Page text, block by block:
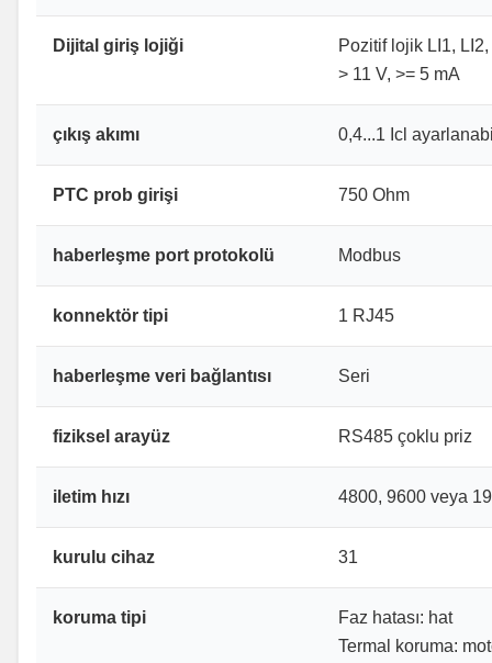
Dijital giriş lojiği
Pozitif lojik LI1,
> 11 V, >= 5 mA
çıkış akımı 0,4...1 Icl
PTC prob girişi 750 Ohm
haberleşme port protokolü Modbus
konnektör tipi 1 RJ45
haberleşme veri bağlantısı Seri
fiziksel arayüz RS485 çoklu priz
iletim hızı 4800, 9600 veya
kurulu cihaz 31
koruma tipi
Faz hatası: hat
Termal koruma: